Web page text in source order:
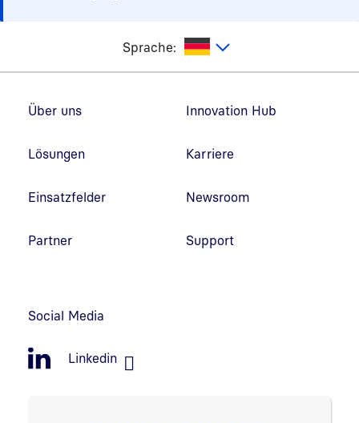
Sprache:
Über uns
Lösungen
Einsatzfelder
Partner
Innovation Hub
Karriere
Newsroom
Support
Social Media
Linkedin